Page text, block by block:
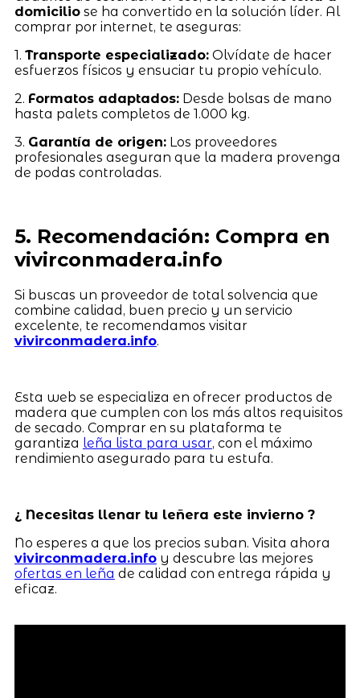
domiciliose ha convertido en la solución líder. Al
comprar por internet, te aseguras:
1. Transporte especializado:Olvídate de hacer
esfuerzos físicos y ensuciar tu propio vehículo.
2. Formatos adaptados:Desde bolsas de mano
hasta palets completos de 1.000 kg.
3. Garantía de origen:Los proveedores
profesionales aseguran que la madera provenga
de podas controladas.
5. Recomendación: Compra en
vivirconmadera.info
Si buscas un proveedor de total solvencia que
combine calidad, buen precio y un servicio
excelente, te recomendamos visitar
vivirconmadera.info.
Esta web se especializa en ofrecer productos de
madera que cumplen con los más altos requisitos
de secado. Comprar en su plataforma te
garantiza leña lista para usar, con el máximo
rendimiento asegurado para tu estufa.
¿ Necesitas llenar tu leñera este invierno ?
No esperes a que los precios suban. Visita ahora
vivirconmadera.infoy descubre las mejores
ofertas en leña de calidad con entrega rápida y
eficaz.